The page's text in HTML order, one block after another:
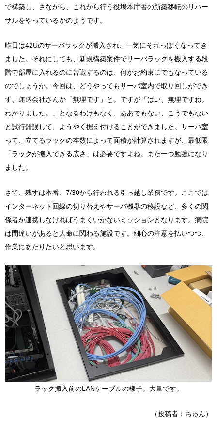
で構築し、さながら、これから行う役場本庁舎の新築移転のリハー
サルをやっているかのようです。
昨日は42Uのサーバラックが搬入され、一気にそれっぽくなってき
ました。それにしても、新規構築案件でサーバラックを搬入する段
階で部屋に入れるのに苦戦するのは、何かお約束にでもなっている
のでしょうか。今回は、どうやってもサーバ室内で取り回しができ
ず、運送会社さんが「無理です」と。ですが「はい、無理ですね。
わかりました。」となるわけもなく、ああでもない、こうでもない
と試行錯誤して、ようやく据え付けることができました。サーバ室
って、立てるラックの本数によって面積が計算されますが、最低限
「ラックが搬入できる広さ」は必要ですよね。また一つ勉強になり
ました。
さて、残すは本番、7/30から行われる引っ越し業務です。ここでは
インターネット回線の切り替えやサーバ機器の移設など、多くの関
係者が連携しなければうまくいかないミッションとなります。病院
は間違いがあると人命に関わる施設です。細心の注意を払いつつ、
作業にあたりたいと思います。
ラック搬入前のLANケーブルの様子。大量です。
（投稿者：ちゅん）